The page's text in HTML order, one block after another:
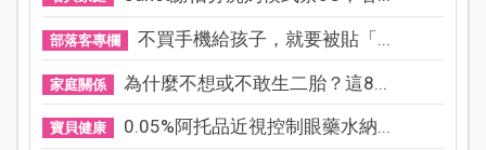
部落客專欄 不買手機給孩子，就要被貼「...
家庭關係 為什麼不想或不敢生二胎？這8...
寶貝健康 0.05%阿托品近視控制眼藥水納...